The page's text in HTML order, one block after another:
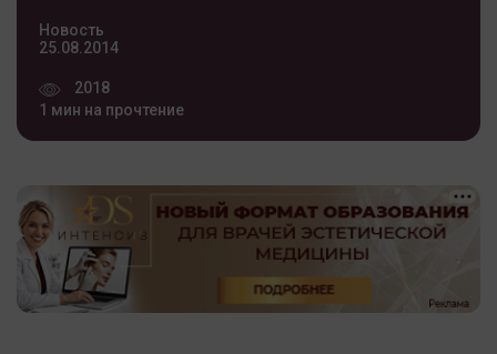
Новость
25.08.2014
2018
1 мин на прочтение